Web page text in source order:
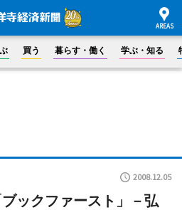
買う 暮らす・働く 学ぶ・知る
2008.12.05
ックファースト」－弘